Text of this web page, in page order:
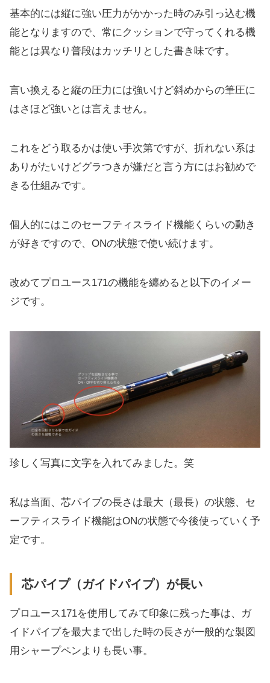
基本的には縦に強い圧力がかかった時のみ引っ込む機
能となりますので、常にクッションで守ってくれる機
能とは異なり普段はカッチリとした書き味です。
言い換えると縦の圧力には強いけど斜めからの筆圧に
はさほど強いとは言えません。
これをどう取るかは使い手次第ですが、折れない系は
ありがたいけどグラつきが嫌だと言う方にはお勧めで
きる仕組みです。
個人的にはこのセーフティスライド機能くらいの動き
が好きですので、ONの状態で使い続けます。
改めてプロユース171の機能を纏めると以下のイメー
ジです。
珍しく写真に文字を入れてみました。笑
私は当面、芯パイプの長さは最大（最長）の状態、セ
ーフティスライド機能はONの状態で今後使っていく予
定です。
芯パイプ（ガイドパイプ）が長い
プロユース171を使用してみて印象に残った事は、ガ
イドパイプを最大まで出した時の長さが一般的な製図
用シャープペンよりも長い事。